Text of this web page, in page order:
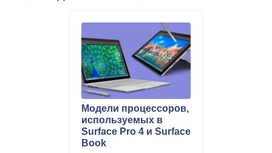
Модели процессоров,
используемых в
Surface Pro 4 и Surface
Book